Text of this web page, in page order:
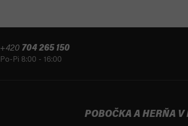
+420 704 265 150
Po-Pi 8:00 - 16:00
POBOČKA A HERŇA V